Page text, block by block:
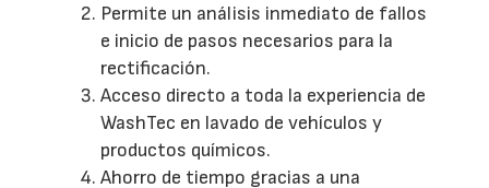
Permite un análisis inmediato de fallos
e inicio de pasos necesarios para la
rectificación.
Acceso directo a toda la experiencia de
WashTec en lavado de vehículos y
productos químicos.
Ahorro de tiempo gracias a una